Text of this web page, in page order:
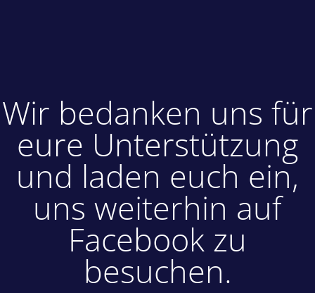
Wir bedanken uns für
eure Unterstützung
und laden euch ein,
uns weiterhin auf
Facebook zu
besuchen.